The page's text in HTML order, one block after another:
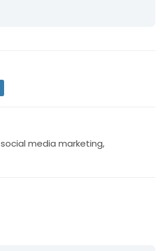
social media marketing,